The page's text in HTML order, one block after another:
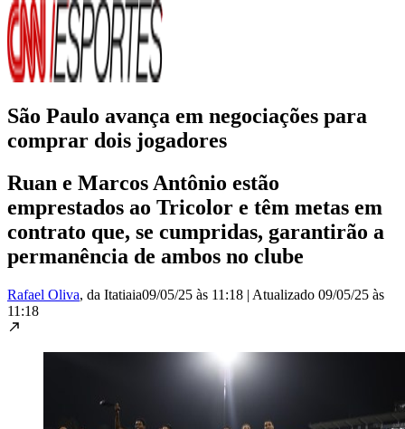
São Paulo avança em negociações para
comprar dois jogadores
Ruan e Marcos Antônio estão
emprestados ao Tricolor e têm metas em
contrato que, se cumpridas, garantirão a
permanência de ambos no clube
Rafael Oliva, da Itatiaia09/05/25 às 11:18 | Atualizado 09/05/25 às
11:18